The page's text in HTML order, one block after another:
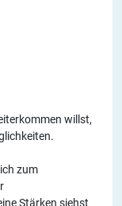
willst,
zum
Stärken siehst